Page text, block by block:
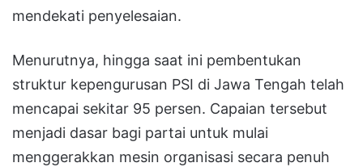
mendekati penyelesaian.
Menurutnya, hingga saat ini pembentukan
struktur kepengurusan PSI di Jawa Tengah telah
mencapai sekitar 95 persen. Capaian tersebut
menjadi dasar bagi partai untuk mulai
menggerakkan mesin organisasi secara penuh